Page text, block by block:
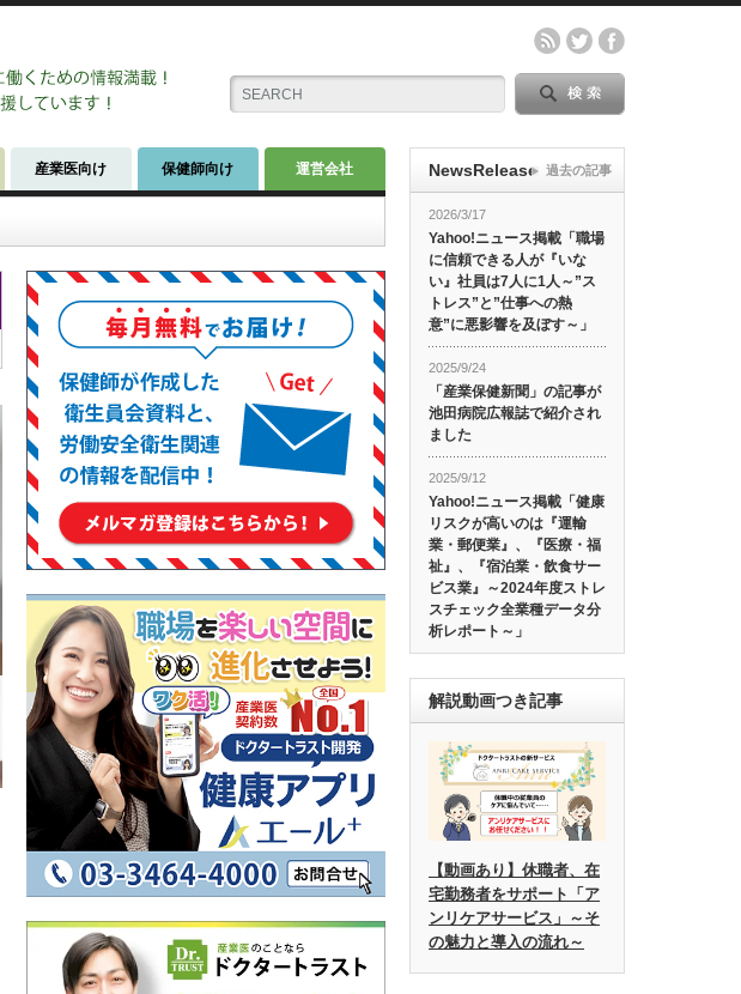
産業医向け 保健師向け 運営会社 NewsRelease
2026/3/17
Yahoo!ニュース掲載「職場
に信頼できる人が『いな
い』社員は7人に1人～”ス
トレス”と”仕事への熱
意”に悪影響を及ぼす～」
2025/9/24
「産業保健新聞」の記事が
池田病院広報誌で紹介され
ました
2025/9/12
Yahoo!ニュース掲載「健康
リスクが高いのは『運輸
業・郵便業』、『医療・福
祉』、『宿泊業・飲食サー
ビス業』～2024年度ストレ
スチェック全業種データ分
析レポート～」
過去の記事
解説動画つき記事
【動画あり】休職者、在
宅勤務者をサポート「ア
ンリケアサービス」～そ
の魅力と導入の流れ～